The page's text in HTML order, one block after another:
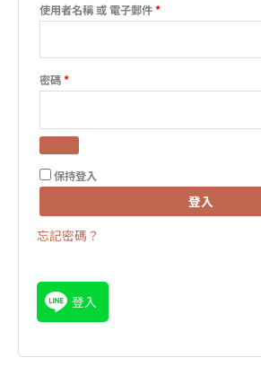
使用者名稱 或 電子郵件*
密碼*
保持登入
登入
忘記密碼？
登入